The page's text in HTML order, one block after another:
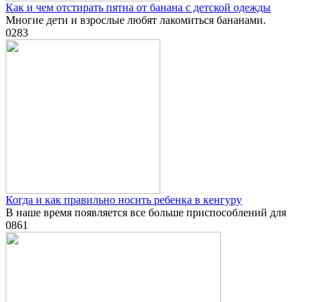
Как и чем отстирать пятна от банана с детской одежды
Многие дети и взрослые любят лакомиться бананами.
0283
Когда и как правильно носить ребенка в кенгуру
В наше время появляется все больше приспособлений для
0861